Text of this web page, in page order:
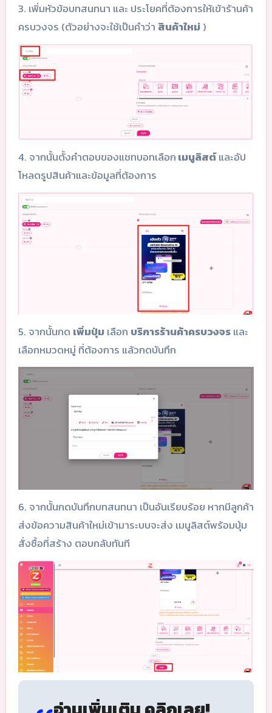
3. เพิ่มหัวข้อบทสนทนา และ ประโยคที่ต้องการให้เข้าร้านค้า
ครบวงจร (ตัวอย่างจะใช้เป็นคำว่า สินค้าใหม่)
4. จากนั้นตั้งคำตอบของแชทบอทเลือกเมนูลิสต์และอัป
โหลดรูปสินค้าและข้อมูลที่ต้องการ
5. จากนั้นกด เพิ่มปุ่มเลือก บริการร้านค้าครบวงจรและ
เลือกหมวดหมู่ ที่ต้องการ แล้วกดบันทึก
6. จากนั้นกดบันทึกบทสนทนา เป็นอันเรียบร้อย หากมีลูกค้า
ส่งข้อความสินค้าใหม่เข้ามาระบบจะส่ง เมนูลิสต์พร้อมปุ่ม
สั่งซื้อที่สร้าง ตอบกลับทันที